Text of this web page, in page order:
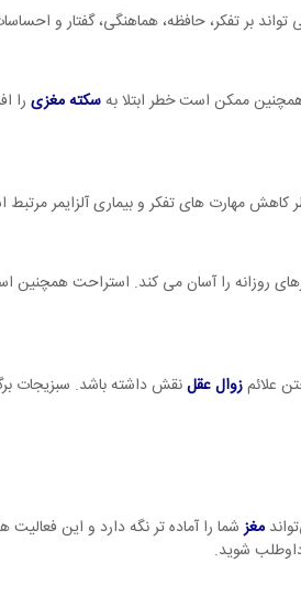
تواند بر تفکر، حافظه، هماهنگی، گفتار و
همچنین ممکن است خطر ابتلا بهسکته مغزی را
مهارت های تفکر و بیماری آلزایمر
روزانه را آسان می کند. استراحت
علائمزوال عقلنقش داشته باشد. سبزیجات
مغز شما را آماده تر نگه دارد و این
شوید.